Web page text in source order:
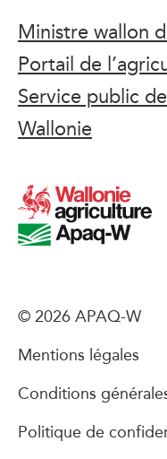
Ministre wallon
Portail de
Service public
Wallonie
© 2026 APAQ-W
Mentions légales
Conditions
Politique de